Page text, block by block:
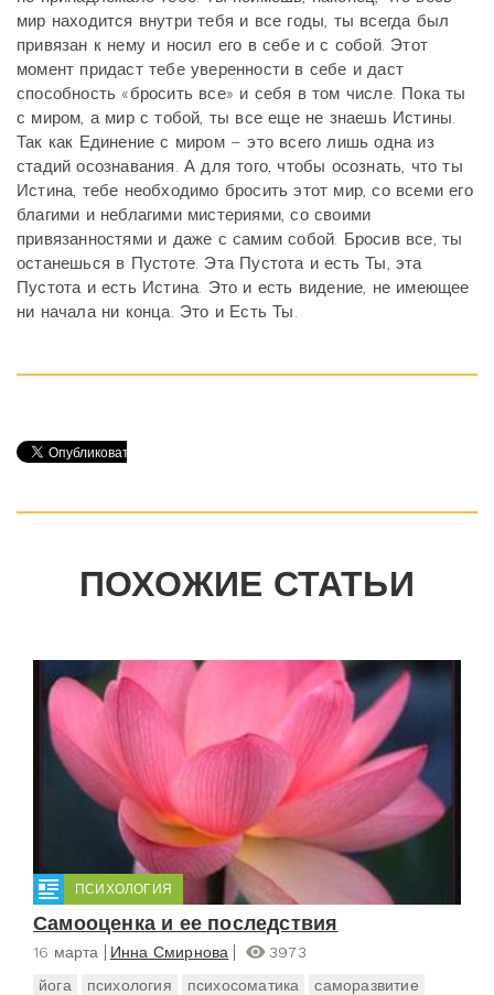
мир находится внутри тебя и все годы, ты всегда был
привязан к нему и носил его в себе и с собой. Этот
момент придаст тебе уверенности в себе и даст
способность «бросить все» и себя в том числе. Пока ты
с миром, а мир с тобой, ты все еще не знаешь Истины.
Так как Единение с миром – это всего лишь одна из
стадий осознавания. А для того, чтобы осознать, что ты
Истина, тебе необходимо бросить этот мир, со всеми его
благими и неблагими мистериями, со своими
привязанностями и даже с самим собой. Бросив все, ты
останешься в Пустоте. Эта Пустота и есть Ты, эта
Пустота и есть Истина. Это и есть видение, не имеющее
ни начала ни конца. Это и Есть Ты.
ПОХОЖИЕ СТАТЬИ
ПСИХОЛОГИЯ
Самооценка и ее последствия
16 марта Инна Смирнова
3973
йога
психология психосоматика
саморазвитие